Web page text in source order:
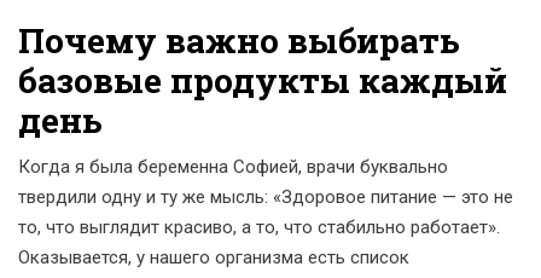
Почему важно выбирать
базовые продукты каждый
день
Когда я была беременна Софией, врачи буквально
твердили одну и ту же мысль: «Здоровое питание — это не
то, что выглядит красиво, а то, что стабильно работает».
Оказывается, у нашего организма есть список